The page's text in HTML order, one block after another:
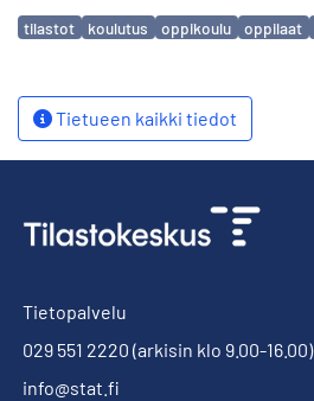
Avainsanat
tilastot koulutus oppikoulu oppilaat
Tietueen kaikki tiedot
Tietopalvelu
029 551 2220 (arkisin klo 9.00-16.00)
info@stat.fi